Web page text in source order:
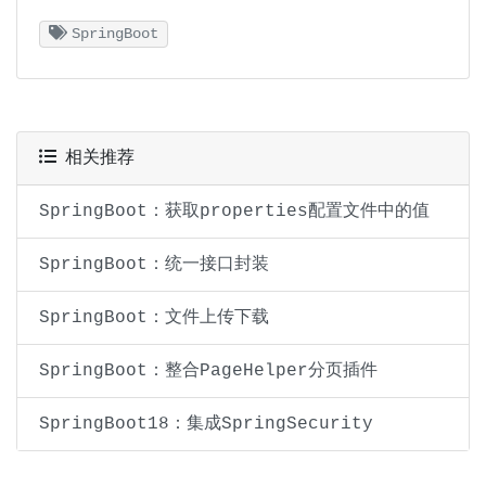
SpringBoot
相关推荐
SpringBoot：获取properties配置文件中的值
SpringBoot：统一接口封装
SpringBoot：文件上传下载
SpringBoot：整合PageHelper分页插件
SpringBoot18：集成SpringSecurity